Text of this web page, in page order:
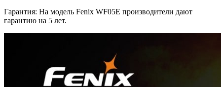
Гарантия: На модель Fenix WF05E производители дают
гарантию на 5 лет.